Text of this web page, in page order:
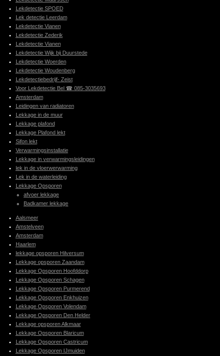
Lekdetectie SPOED
Lek detectie Leerdam
Lekdetectie Vianen
Lekdetectie Zederik
Lekdetectie Vianen
Lekdetectie Wijk bij Duurstede
Lekdetectie Woerden
Lekdetectie Woudenberg
Lekdetectiebedrijf- Zeist
Voor Lekdetectie Bel ☎ 085-3035693
Amsterdam
Leidingen van radiatoren
Lekkage in de muur
Lekkage plafond
Lekkage Plafond lekt
Sifon lekt
Verwarmingsinstallatie
Lekkage in verwarmingsleidingen
lek in de vloerwerwarming
Lek in de waterleiding
Lekkage Opsporen
afvoer lekkage
Badkamer lekkage
Aalsmeer
Amstelveen
Amsterdam
Haarlem
lekkage opsporen Hilversum
Lekkage opsporen Zaandam
Lekkage Opsporen Hoofddorp
Lekkage Opsporen Schagen
Lekkage Opsporen Purmerend
Lekkage Opsporen Enkhuizen
Lekkage Opsporen Volendam
Lekkage Opsporen Den Helder
Lekkage opsporen Alkmaar
Lekkage Opsporen Blaricum
Lekkage Opsporen Castricum
Lekkage Opsporen IJmuiden